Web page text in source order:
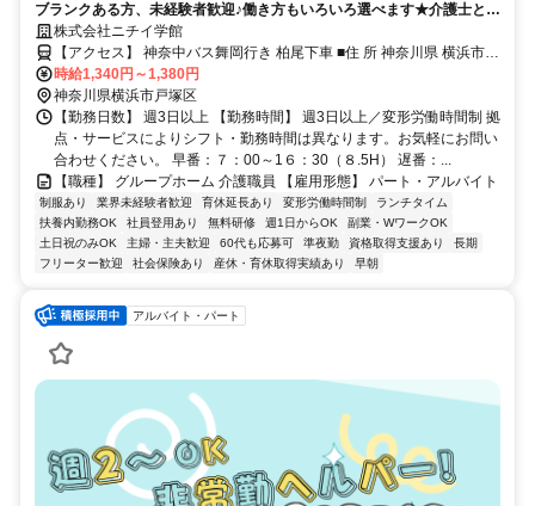
ブランクある方、未経験者歓迎♪働き方もいろいろ選べます★介護士とし
て私達と一緒に働きませんか？
株式会社ニチイ学館
【アクセス】 神奈中バス舞岡行き 柏尾下車 ■住 所 神奈川県 横浜市戸
塚区 柏尾町1331番地 ■アクセス 神奈中バス舞岡行き 柏尾下車
時給1,340円～1,380円
神奈川県横浜市戸塚区
【勤務日数】 週3日以上 【勤務時間】 週3日以上／変形労働時間制 拠
点・サービスによりシフト・勤務時間は異なります。お気軽にお問い
合わせください。 早番：７：00～1６：30（８.5H） 遅番：...
【職種】 グループホーム 介護職員 【雇用形態】 パート・アルバイト
制服あり 業界未経験者歓迎 育休延長あり 変形労働時間制
ランチタイム
扶養内勤務OK
社員登用あり 無料研修 週1日からOK
副業・WワークOK
土日祝のみOK
主婦・主夫歓迎 60代も応募可 準夜勤 資格取得支援あり
長期
フリーター歓迎
社会保険あり 産休・育休取得実績あり 早朝
アルバイト・パート